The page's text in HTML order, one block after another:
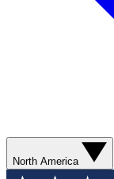
North America